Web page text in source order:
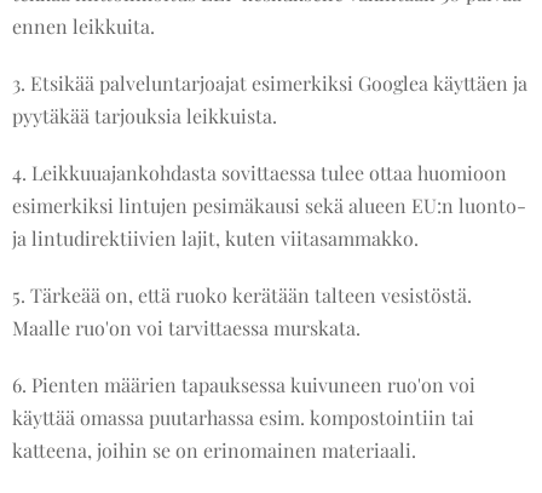
ennen leikkuita.
3. Etsikää palveluntarjoajat esimerkiksi Googlea käyttäen ja
pyytäkää tarjouksia leikkuista.
4. Leikkuuajankohdasta sovittaessa tulee ottaa huomioon
esimerkiksi lintujen pesimäkausi sekä alueen EU:n luonto-
ja lintudirektiivien lajit, kuten viitasammakko.
5. Tärkeää on, että ruoko kerätään talteen vesistöstä.
Maalle ruo'on voi tarvittaessa murskata.
6. Pienten määrien tapauksessa kuivuneen ruo'on voi
käyttää omassa puutarhassa esim. kompostointiin tai
katteena, joihin se on erinomainen materiaali.